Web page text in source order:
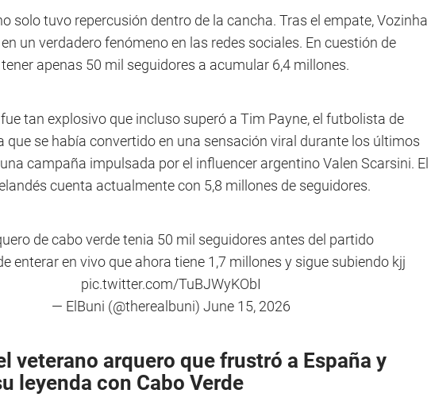
solo tuvo repercusión dentro de la cancha. Tras el empate, Vozinha
un verdadero fenómeno en las redes sociales. En cuestión de
apenas 50 mil seguidores a acumular 6,4 millones.
tan explosivo que incluso superó a Tim Payne, el futbolista de
que se había convertido en una sensación viral durante los últimos
campaña impulsada por el influencer argentino Valen Scarsini. El
cuenta actualmente con 5,8 millones de seguidores.
de cabo verde tenia 50 mil seguidores antes del partido
enterar en vivo que ahora tiene 1,7 millones y sigue subiendo kjj
pic.twitter.com/TuBJWyKObI
— ElBuni (@therealbuni) June 15, 2026
veterano arquero que frustró a España y
leyenda con Cabo Verde